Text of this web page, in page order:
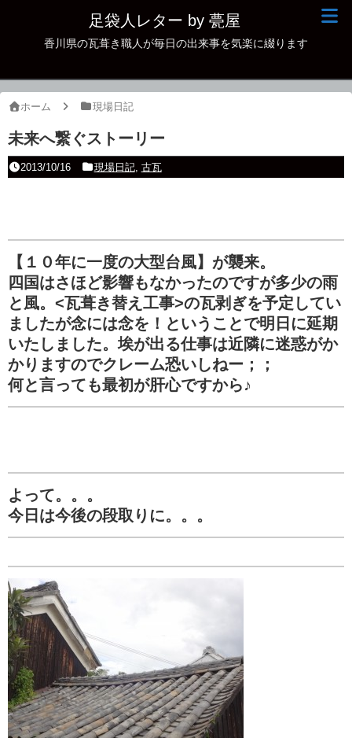
足袋人レター by 甍屋
香川県の瓦葺き職人が毎日の出来事を気楽に綴ります
ホーム 現場日記
未来へ繋ぐストーリー
2013/10/16 現場日記, 古瓦
【１０年に一度の大型台風】が襲来。
四国はさほど影響もなかったのですが多少の雨
と風。<瓦葺き替え工事>の瓦剥ぎを予定してい
ましたが念には念を！ということで明日に延期
いたしました。埃が出る仕事は近隣に迷惑がか
かりますのでクレーム恐いしねー；；
何と言っても最初が肝心ですから♪
よって。。。
今日は今後の段取りに。。。
現場日記
古瓦
その他